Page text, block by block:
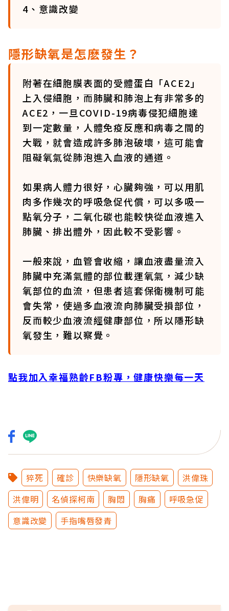
4、意識改變
隱形缺氧是怎麽發生？
附著在細胞膜表面的受體蛋白「ACE2」
上入侵細胞，而肺臟和肺泡上有非常多的
ACE2，一旦COVID-19病毒侵犯細胞達
到一定數量，人體免疫反應和病毒之間的
大戰，就會造成許多肺泡破壞，這可能會
阻礙氧氣從肺泡進入血液的通道。
如果病人體力很好，心臟夠強，可以用肌
肉多作幾次的呼吸急促代償，可以多吸一
點氧分子，二氧化碳也能較快從血液進入
肺臟、排出體外，因此較不受影響。
一般來說，血管會收縮，讓血液盡量流入
肺臟中充滿氣體的部位載運氧氣，減少缺
氧部位的血流，但患者這套保衛機制可能
會失常，使過多血液流向肺臟受損部位，
反而較少血液流經健康部位，所以隱形缺
氧發生，難以察覺。
點我加入幸福熟齡FB粉專，健康快樂每一天
猝死 確診 快樂缺氧 隱形缺氧
洪偉珠
洪偉明
名偵探柯南 胸悶 胸痛
呼吸急促
意識改變
手指嘴唇發青